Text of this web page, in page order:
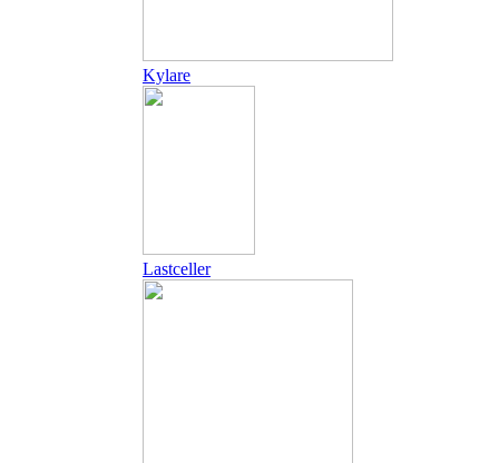
Kylare
Lastceller